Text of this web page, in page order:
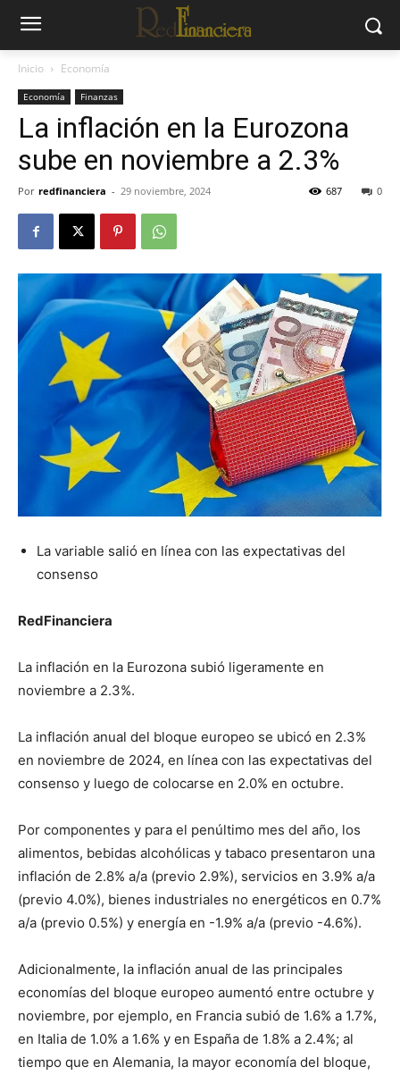
Inicio Economía
Economía Finanzas
La inflación en la Eurozona
sube en noviembre a 2.3%
Por redfinanciera - 29 noviembre, 2024 0
687
La variable salió en línea con las expectativas del
consenso
RedFinanciera
La inflación en la Eurozona subió ligeramente en
noviembre a 2.3%.
La inflación anual del bloque europeo se ubicó en 2.3%
en noviembre de 2024, en línea con las expectativas del
consenso y luego de colocarse en 2.0% en octubre.
Por componentes y para el penúltimo mes del año, los
alimentos, bebidas alcohólicas y tabaco presentaron una
inflación de 2.8% a/a (previo 2.9%), servicios en 3.9% a/a
(previo 4.0%), bienes industriales no energéticos en 0.7%
a/a (previo 0.5%) y energía en -1.9% a/a (previo -4.6%).
Adicionalmente, la inflación anual de las principales
economías del bloque europeo aumentó entre octubre y
noviembre, por ejemplo, en Francia subió de 1.6% a 1.7%,
en Italia de 1.0% a 1.6% y en España de 1.8% a 2.4%; al
tiempo que en Alemania, la mayor economía del bloque,